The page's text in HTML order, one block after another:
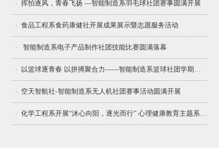
挥拍逐风，青春飞扬 —智能制造系羽毛球社团赛事圆满开展
食品工程系食药康健社开展成果展示暨志愿服务活动
智能制造系电子产品制作社团技能比赛圆满落幕
以篮球逐青春 以拼搏聚合力——智能制造系篮球社团学期工作综述
空天智航社-智能制造系无人机社团赛事活动圆满开展
化学工程系开展“沐心向阳，逐光而行” 心理健康教育主题系列活动